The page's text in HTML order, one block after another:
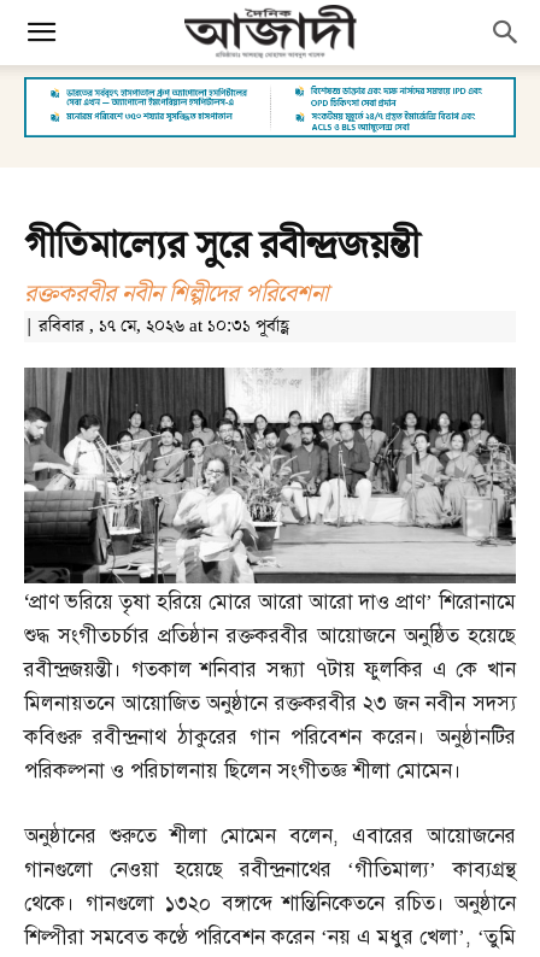
গীতিমাল্যের সুরে রবীন্দ্রজয়ন্তী
রক্তকরবীর নবীন শিল্পীদের পরিবেশনা
| রবিবার , ১৭ মে, ২০২৬ at ১০:৩১ পূর্বাহ্ণ
‘প্রাণ ভরিয়ে তৃষা হরিয়ে মোরে আরো আরো দাও প্রাণ’ শিরোনামে
শুদ্ধ সংগীতচর্চার প্রতিষ্ঠান রক্তকরবীর আয়োজনে অনুষ্ঠিত হয়েছে
রবীন্দ্রজয়ন্তী। গতকাল শনিবার সন্ধ্যা ৭টায় ফুলকির এ কে খান
মিলনায়তনে আয়োজিত অনুষ্ঠানে রক্তকরবীর ২৩ জন নবীন সদস্য
কবিগুরু রবীন্দ্রনাথ ঠাকুরের গান পরিবেশন করেন। অনুষ্ঠানটির
পরিকল্পনা ও পরিচালনায় ছিলেন সংগীতজ্ঞ শীলা মোমেন।
অনুষ্ঠানের শুরুতে শীলা মোমেন বলেন, এবারের আয়োজনের
গানগুলো নেওয়া হয়েছে রবীন্দ্রনাথের ‘গীতিমাল্য’ কাব্যগ্রন্থ
থেকে। গানগুলো ১৩২০ বঙ্গাব্দে শান্তিনিকেতনে রচিত। অনুষ্ঠানে
শিল্পীরা সমবেত কণ্ঠে পরিবেশন করেন ‘নয় এ মধুর খেলা’, ‘তুমি